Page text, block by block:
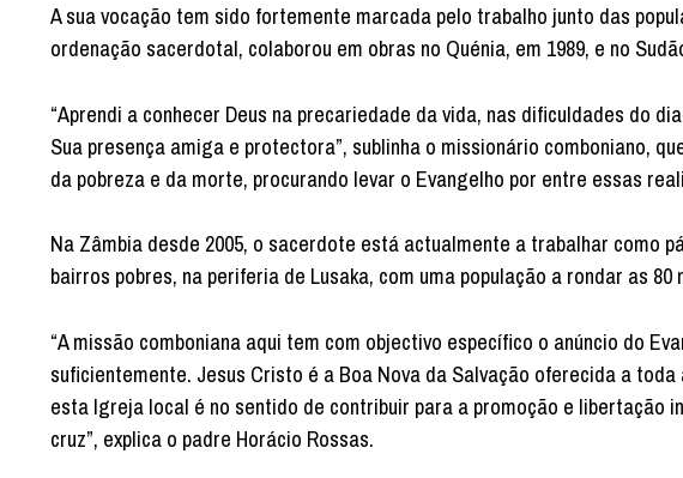
A sua vocação tem sido fortemente marcada pelo trabalho junto das
ordenação sacerdotal, colaborou em obras no Quénia, em 1989, e no
“Aprendi a conhecer Deus na precariedade da vida, nas dificuldades do
Sua presença amiga e protectora”, sublinha o missionário comboniano,
da pobreza e da morte, procurando levar o Evangelho por entre essas
Na Zâmbia desde 2005, o sacerdote está actualmente a trabalhar como
bairros pobres, na periferia de Lusaka, com uma população a rondar as
“A missão comboniana aqui tem com objectivo específico o anúncio do
suficientemente. Jesus Cristo é a Boa Nova da Salvação oferecida a
esta Igreja local é no sentido de contribuir para a promoção e libertação
cruz”, explica o padre Horácio Rossas.